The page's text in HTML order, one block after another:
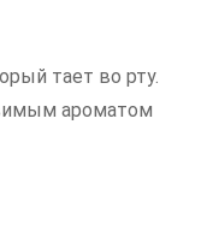
тает во рту.
ароматом